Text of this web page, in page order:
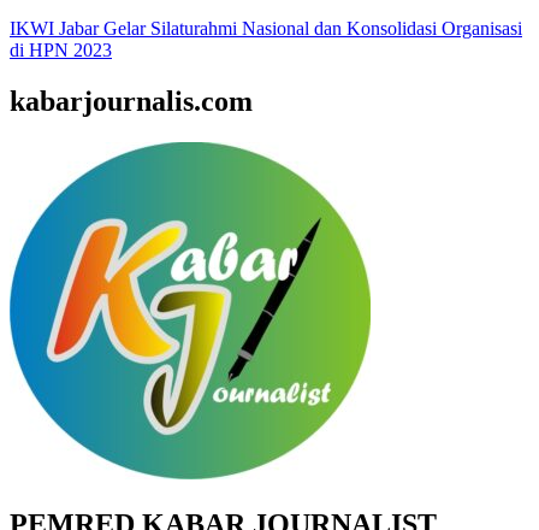
IKWI Jabar Gelar Silaturahmi Nasional dan Konsolidasi Organisasi
di HPN 2023
kabarjournalis.com